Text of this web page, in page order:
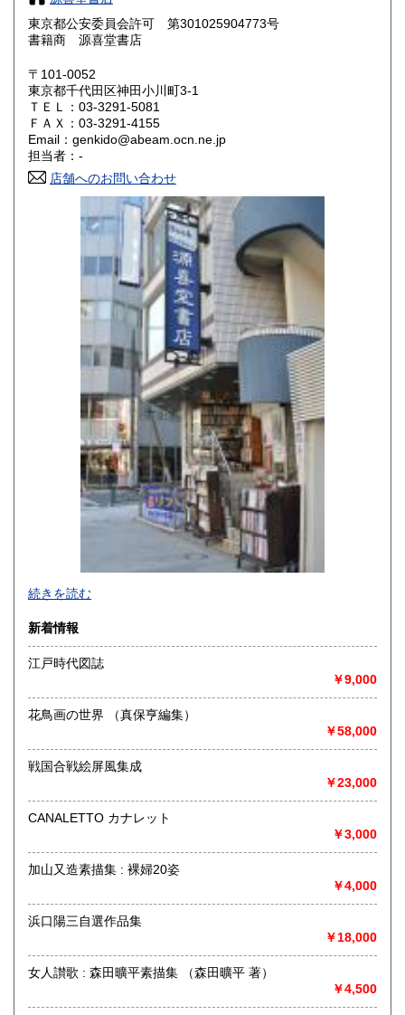
鳥取県 600円 島根県
岡山県
山口県 600円
香川県 愛媛県
高知県 600円
600円 長崎県
600円 大分県
600円 鹿児島県
600円
東京都公安委員会許可 第301025904773号
書籍商 源喜堂書店
〒101-0052
東京都千代田区神田小川町3-1
ＴＥＬ：03-3291-5081
ＦＡＸ：03-3291-4155
Email：genkido@abeam.ocn.ne.jp
担当者：-
店舗へのお問い合わせ
最寄駅：小川町駅より徒歩3分 神保町駅より徒歩5分
営業時間：源喜堂書店
定休日：日曜 祭日は不定休
書籍の買取について
美術一般、江戸期和本、古文書、書画幅、版画、肉筆原稿
等、誠実に評価、買取致しております
美術工芸、古典籍、趣味、外国書、古書一般（その他）
展覧会図録、写真、建築、茶道、和本、古文書、書画幅、浮
続きを読む
新着情報
江戸時代図誌
￥9,000
花鳥画の世界 （真保亨編集）
￥58,000
戦国合戦絵屏風集成
￥23,000
CANALETTO カナレット
￥3,000
加山又造素描集 : 裸婦20姿
￥4,000
浜口陽三自選作品集
￥18,000
女人讃歌 : 森田曠平素描集 （森田曠平 著）
￥4,500